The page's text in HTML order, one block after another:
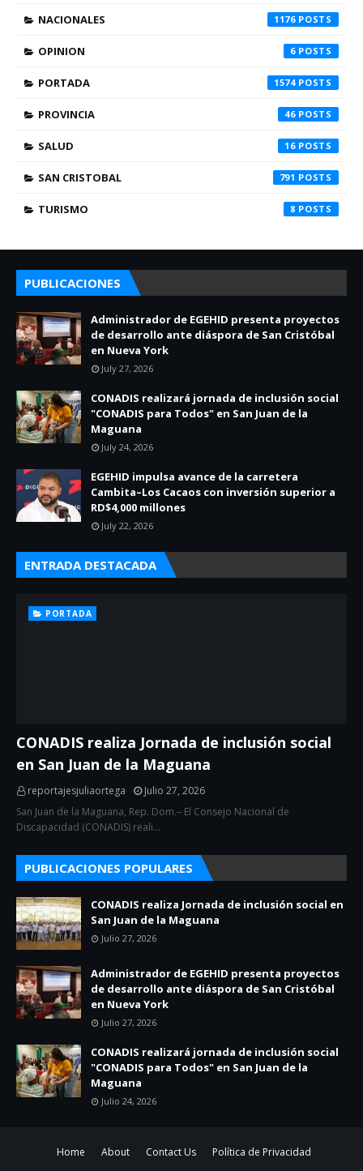
NACIONALES 1176
OPINION 6
PORTADA 1574
PROVINCIA 46
SALUD 16
SAN CRISTOBAL 791
TURISMO 8
PUBLICACIONES
Administrador de EGEHID presenta proyectos
de desarrollo ante diáspora de San Cristóbal
en Nueva York
July 27, 2026
CONADIS realizará jornada de inclusión social
"CONADIS para Todos" en San Juan de la
Maguana
July 24, 2026
EGEHID impulsa avance de la carretera
Cambita–Los Cacaos con inversión superior a
RD$4,000 millones
July 22, 2026
ENTRADA DESTACADA
PORTADA
CONADIS realiza Jornada de inclusión social
en San Juan de la Maguana
reportajesjuliaortega
Julio 27, 2026
San Juan de la Maguana, Rep. Dom.– El Consejo Nacional de
Discapacidad (CONADIS) reali…
PUBLICACIONES POPULARES
CONADIS realiza Jornada de inclusión social en
San Juan de la Maguana
Julio 27, 2026
Administrador de EGEHID presenta proyectos
de desarrollo ante diáspora de San Cristóbal
en Nueva York
Julio 27, 2026
CONADIS realizará jornada de inclusión social
"CONADIS para Todos" en San Juan de la
Maguana
Julio 24, 2026
Home About Contact Us Política de Privacidad